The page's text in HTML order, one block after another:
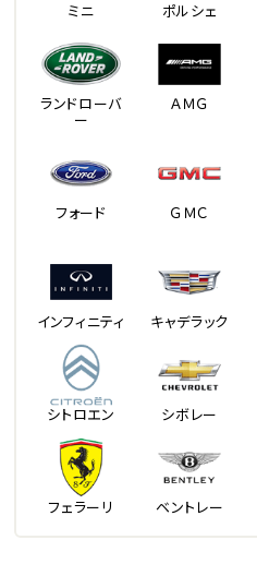
ミニ ポルシェ
ランドローバ
ー
ＡＭＧ
フォード ＧＭＣ
インフィニティ キャデラック
シトロエン シボレー
フェラーリ ベントレー